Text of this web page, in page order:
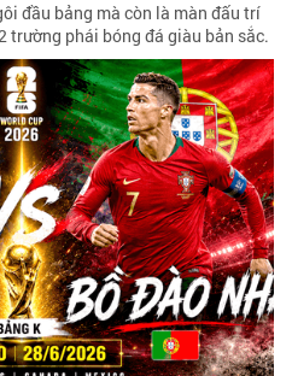
đầu bảng mà còn là màn đấu trí
trường phái bóng đá giàu bản sắc.